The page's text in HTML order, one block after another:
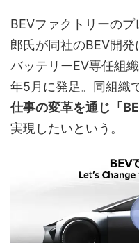
BEVファクトリーの
郎氏が同社のBEV開発
バッテリーEV専任組
年5月に発足。同組織
仕事の変革を通じ「
実現したいという。